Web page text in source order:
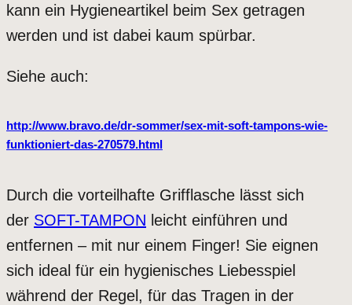
kann ein Hygieneartikel beim Sex getragen
werden und ist dabei kaum spürbar.
Siehe auch:
http://www.bravo.de/dr-sommer/sex-mit-soft-tampons-wie-
funktioniert-das-270579.html
Durch die vorteilhafte Grifflasche lässt sich
der SOFT-TAMPON leicht einführen und
entfernen – mit nur einem Finger! Sie eignen
sich ideal für ein hygienisches Liebesspiel
während der Regel, für das Tragen in der